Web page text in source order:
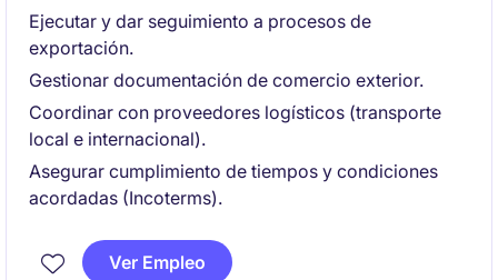
Ejecutar y dar seguimiento a procesos de
exportación.
Gestionar documentación de comercio exterior.
Coordinar con proveedores logísticos (transporte
local e internacional).
Asegurar cumplimiento de tiempos y condiciones
acordadas (Incoterms).
Ver Empleo